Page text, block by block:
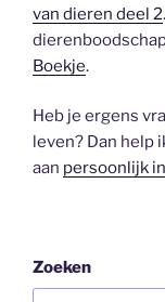
van dieren deel 2
Boekje.
Heb je ergens
leven? Dan help
aan persoonlijk
Zoeken